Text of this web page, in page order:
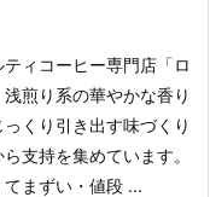
ィコーヒー専門店「ロ
浅煎り系の華やかな香り
くり引き出す味づくり
支持を集めています。
てまずい ・値段 ...